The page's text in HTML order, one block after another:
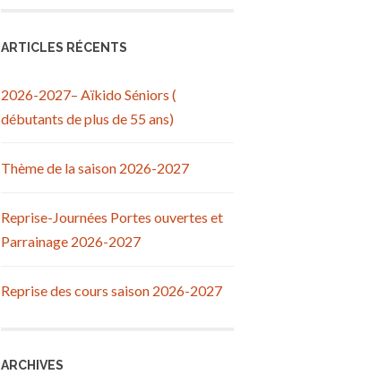
ARTICLES RÉCENTS
2026-2027– Aïkido Séniors (
débutants de plus de 55 ans)
Thème de la saison 2026-2027
Reprise-Journées Portes ouvertes et
Parrainage 2026-2027
Reprise des cours saison 2026-2027
ARCHIVES